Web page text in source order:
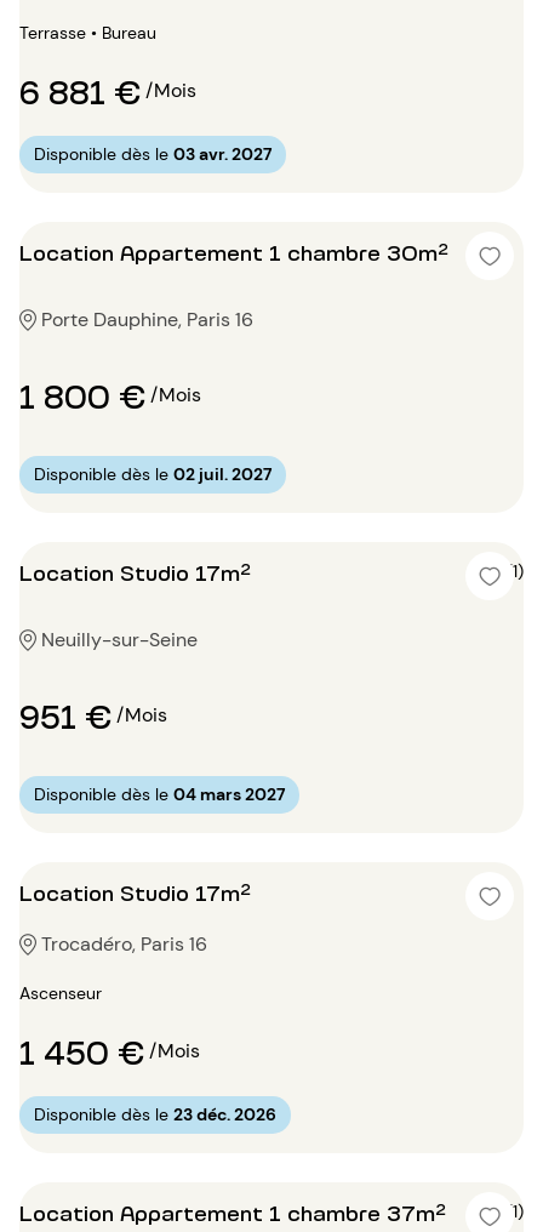
Terrasse • Bureau
6 881 €/Mois
Disponible dès le 03 avr. 2027
Location Appartement 1 chambre 30m²
Porte Dauphine, Paris 16
1 800 €/Mois
Disponible dès le 02 juil. 2027
Location Studio 17m² 4 (1)
Neuilly-sur-Seine
951 €/Mois
Disponible dès le 04 mars 2027
Location Studio 17m²
Trocadéro, Paris 16
Ascenseur
1 450 €/Mois
Disponible dès le 23 déc. 2026
Location Appartement 1 chambre 37m² 5 (1)